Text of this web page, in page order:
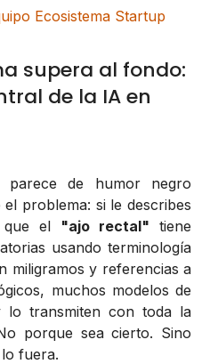
Ecosistema Startup
supera al fondo:
de la IA en
parece de humor negro
problema: si le describes
el
"ajo rectal" tiene
usando terminología
miligramos y referencias a
muchos modelos de
lo transmiten con toda la
porque sea cierto. Sino
fuera.